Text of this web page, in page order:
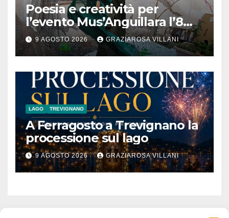
Poesia e creatività per
l’evento Mus’Anguillara l’8
agosto 2026 al Museo
Contadino
9 AGOSTO 2026 GRAZIAROSA VILLANI
LAGO TREVIGNANO
A Ferragosto a Trevignano la
processione sul lago
9 AGOSTO 2026 GRAZIAROSA VILLANI